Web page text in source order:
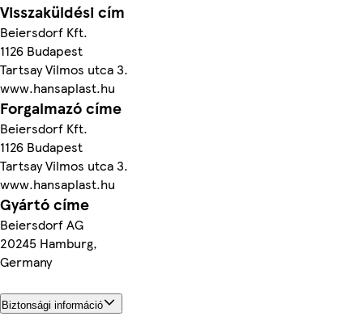
Visszaküldési cím
Beiersdorf Kft.
1126 Budapest
Tartsay Vilmos utca 3.
www.hansaplast.hu
Forgalmazó címe
Beiersdorf Kft.
1126 Budapest
Tartsay Vilmos utca 3.
www.hansaplast.hu
Gyártó címe
Beiersdorf AG
20245 Hamburg,
Germany
Biztonsági információ